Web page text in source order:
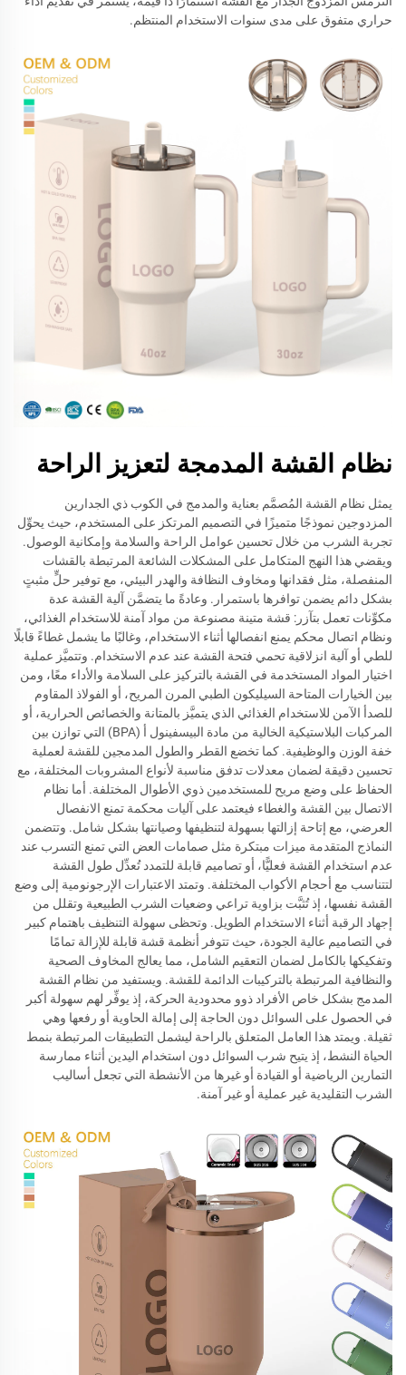
حراري متفوق على مدى سنوات الاستخدام المنتظم.
نظام القشة المدمجة لتعزيز الراحة
يمثل نظام القشة المُصمَّم بعناية والمدمج في الكوب ذي الجدارين
المزدوجين نموذجًا متميزًا في التصميم المرتكز على المستخدم، حيث يحوِّل
تجربة الشرب من خلال تحسين عوامل الراحة والسلامة وإمكانية الوصول.
ويقضي هذا النهج المتكامل على المشكلات الشائعة المرتبطة بالقشات
المنفصلة، مثل فقدانها ومخاوف النظافة والهدر البيئي، مع توفير حلٍّ مثبتٍ
بشكل دائم يضمن توافرها باستمرار. وعادةً ما يتضمَّن آلية القشة عدة
مكوِّنات تعمل بتآزر: قشة متينة مصنوعة من مواد آمنة للاستخدام الغذائي،
ونظام اتصال محكم يمنع انفصالها أثناء الاستخدام، وغالبًا ما يشمل غطاءً قابلًا
للطي أو آلية انزلاقية تحمي فتحة القشة عند عدم الاستخدام. وتتميَّز عملية
اختيار المواد المستخدمة في القشة بالتركيز على السلامة والأداء معًا، ومن
بين الخيارات المتاحة السيليكون الطبي المرن المريح، أو الفولاذ المقاوم
للصدأ الآمن للاستخدام الغذائي الذي يتميَّز بالمتانة والخصائص الحرارية، أو
المركبات البلاستيكية الخالية من مادة البيسفينول أ (BPA) التي توازن بين
خفة الوزن والوظيفية. كما تخضع القطر والطول المدمجين للقشة لعملية
تحسين دقيقة لضمان معدلات تدفق مناسبة لأنواع المشروبات المختلفة، مع
الحفاظ على وضع مريح للمستخدمين ذوي الأطوال المختلفة. أما نظام
الاتصال بين القشة والغطاء فيعتمد على آليات محكمة تمنع الانفصال
العرضي، مع إتاحة إزالتها بسهولة لتنظيفها وصيانتها بشكل شامل. وتتضمن
النماذج المتقدمة ميزات مبتكرة مثل صمامات العض التي تمنع التسرب عند
عدم استخدام القشة فعليًّا، أو تصاميم قابلة للتمدد تُعدِّل طول القشة
لتتناسب مع أحجام الأكواب المختلفة. وتمتد الاعتبارات الإرجونومية إلى وضع
القشة نفسها، إذ تُثبَّت بزاوية تراعي وضعيات الشرب الطبيعية وتقلل من
إجهاد الرقبة أثناء الاستخدام الطويل. وتحظى سهولة التنظيف باهتمام كبير
في التصاميم عالية الجودة، حيث تتوفر أنظمة قشة قابلة للإزالة تمامًا
وتفكيكها بالكامل لضمان التعقيم الشامل، مما يعالج المخاوف الصحية
والنظافية المرتبطة بالتركيبات الدائمة للقشة. ويستفيد من نظام القشة
المدمج بشكل خاص الأفراد ذوو محدودية الحركة، إذ يوفِّر لهم سهولة أكبر
في الحصول على السوائل دون الحاجة إلى إمالة الحاوية أو رفعها وهي
ثقيلة. ويمتد هذا العامل المتعلق بالراحة ليشمل التطبيقات المرتبطة بنمط
الحياة النشط، إذ يتيح شرب السوائل دون استخدام اليدين أثناء ممارسة
التمارين الرياضية أو القيادة أو غيرها من الأنشطة التي تجعل أساليب
الشرب التقليدية غير عملية أو غير آمنة.